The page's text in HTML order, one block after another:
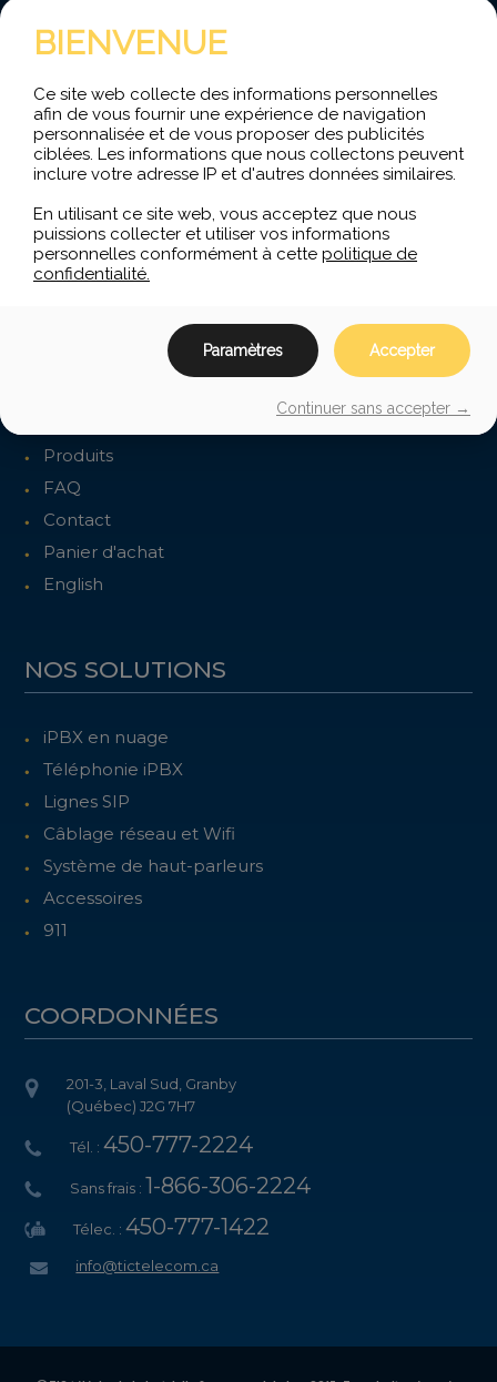
Fondée en 1999, TICTéléphonieIndustrielle & Commerciale est une
entreprise œuvrant dans le domaine de la
LIENS RAPIDES
Produits
FAQ
Contact
Panier d'achat
English
NOS SOLUTIONS
iPBX en nuage
Téléphonie iPBX
Lignes SIP
Câblage réseau et Wifi
Système de haut-parleurs
Accessoires
911
COORDONNÉES
201-3, Laval Sud, Granby
(Québec) J2G 7H7
Tél. :450-777-2224
Sans frais : 1-866-306-2224
Télec. :450-777-1422
info@tictelecom.ca
BIENVENUE
Ce site web collecte des informations personnelles
afin de vous fournir une expérience de navigation
personnalisée et de vous proposer des publicités
ciblées. Les informations que nous collectons peuvent
inclure votre adresse IP et d'autres données similaires.
En utilisant ce site web, vous acceptez que nous
puissions collecter et utiliser vos informations
personnelles conformément à cette politique de
confidentialité.
Paramètres Accepter
Continuer sans accepter →